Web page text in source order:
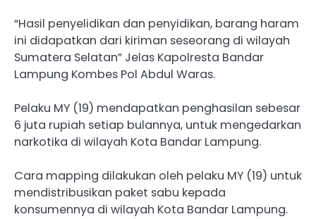
“Hasil penyelidikan dan penyidikan, barang haram
ini didapatkan dari kiriman seseorang di wilayah
Sumatera Selatan” Jelas Kapolresta Bandar
Lampung Kombes Pol Abdul Waras.
Pelaku MY (19) mendapatkan penghasilan sebesar
6 juta rupiah setiap bulannya, untuk mengedarkan
narkotika di wilayah Kota Bandar Lampung.
Cara mapping dilakukan oleh pelaku MY (19) untuk
mendistribusikan paket sabu kepada
konsumennya di wilayah Kota Bandar Lampung.